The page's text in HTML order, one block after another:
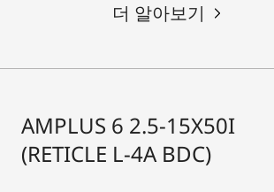
더 알아보기
AMPLUS 6 2.5-15X50I
(RETICLE L-4A BDC)